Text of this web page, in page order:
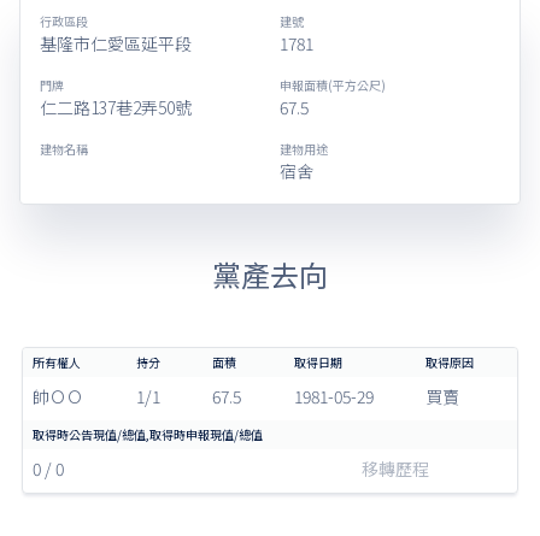
行政區段
基隆市仁愛區延平段
建號
1781
門牌
仁二路137巷2弄50號
申報面積(平方公尺)
67.5
建物名稱 建物用途
宿舍
黨產去向
帥ＯＯ 1/1 67.5 1981-05-29 買賣
0 / 0 移轉歷程